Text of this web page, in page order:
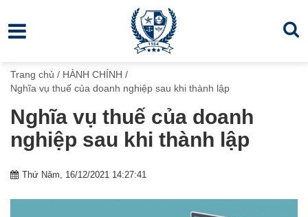
Trang chủ / HÀNH CHÍNH /
Nghĩa vụ thuế của doanh nghiệp sau khi thành lập
Nghĩa vụ thuế của doanh
nghiệp sau khi thành lập
Thứ Năm, 16/12/2021 14:27:41